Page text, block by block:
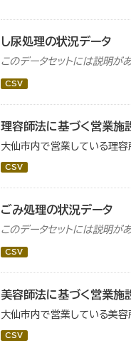
し尿処理の状況データ
このデータセットには説明が
CSV
理容師法に基づく営業施
大仙市内で営業している理容
CSV
ごみ処理の状況データ
このデータセットには説明が
CSV
美容師法に基づく営業施
大仙市内で営業している美容
CSV